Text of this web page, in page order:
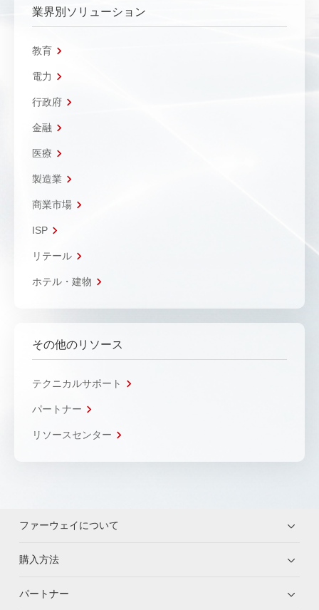
業界別ソリューション
教育
電力
行政府
金融
医療
製造業
商業市場
ISP
リテール
ホテル・建物
その他のリソース
テクニカルサポート
パートナー
リソースセンター
ファーウェイについて
購入方法
パートナー